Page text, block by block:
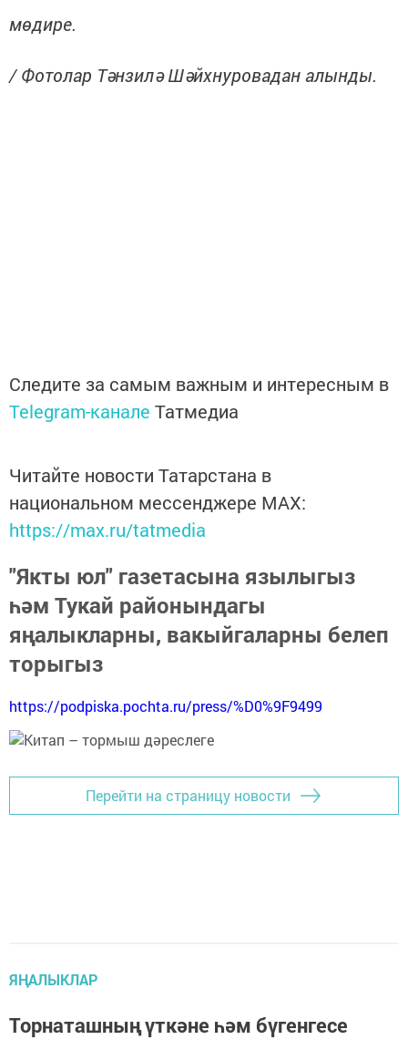
мөдире.
/ Фотолар Тәнзилә Шәйхнуровадан алынды.
Следите за самым важным и интересным в
Telegram-канале Татмедиа
Читайте новости Татарстана в
национальном мессенджере MАХ:
https://max.ru/tatmedia
"Якты юл" газетасына язылыгыз
һәм Тукай районындагы
яңалыкларны, вакыйгаларны белеп
торыгыз
https://podpiska.pochta.ru/press/%D0%9F9499
Перейти на страницу новости
ЯҢАЛЫКЛАР
Торнаташның үткәне һәм бүгенгесе